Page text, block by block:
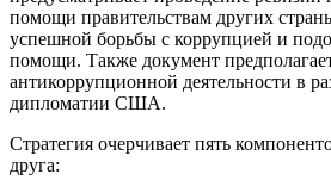
помощи правительствам других
успешной борьбы с коррупцией и
помощи. Также документ
антикоррупционной деятельности в
дипломатии США.
Стратегия очерчивает пять
друга: